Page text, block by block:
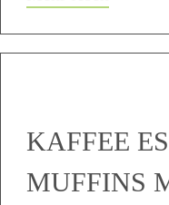
KAFFEE
MUFFINS